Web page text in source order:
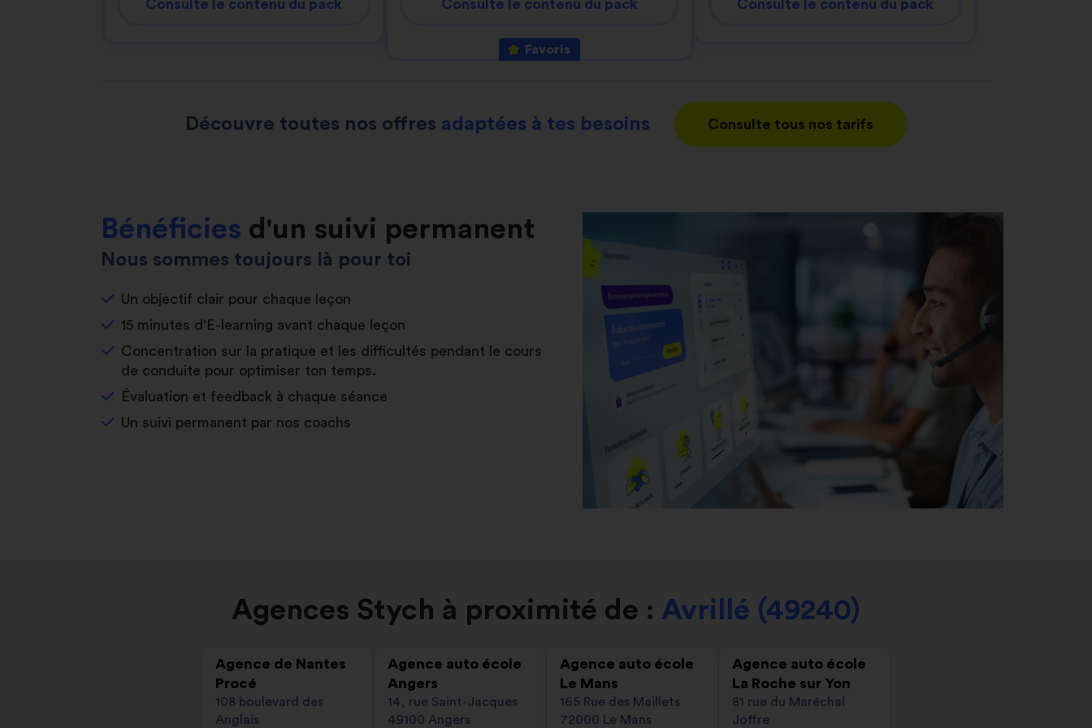
Consulte le contenu du pack Consulte le contenu du pack
Favoris
Consulte le contenu du pack
Découvre toutes nos offres adaptées à tes besoins Consulte tous nos tarifs
Bénéficies d'un suivi permanent
Nous sommes toujours là pour toi
Un objectif clair pour chaque leçon
15 minutes d'E-learning avant chaque leçon
Concentration sur la pratique et les difficultés pendant le cours
de conduite pour optimiser ton temps.
Évaluation et feedback à chaque séance
Un suivi permanent par nos coachs
Agences Stych à proximité de : Avrillé (49240)
Agence de Nantes
Procé
108 boulevard des
Anglais
Agence auto école
Angers
14, rue Saint-Jacques
49100 Angers
Agence auto école
Le Mans
165 Rue des Maillets
72000 Le Mans
Agence auto école
La Roche sur Yon
81 rue du Maréchal
Joffre